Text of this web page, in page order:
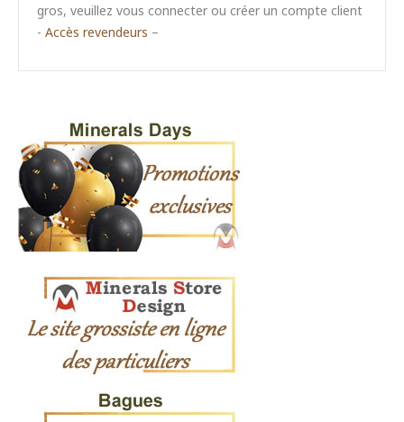
gros, veuillez vous connecter ou créer un compte client
- Accès revendeurs –